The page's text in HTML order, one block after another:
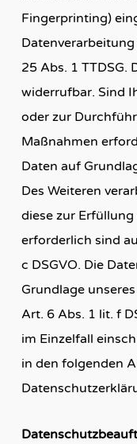
Fingerprinting)
25 Abs. 1 TTDSG.
widerrufbar. Sind
oder zur
Maßnahmen
Daten auf
Des Weiteren
diese zur
erforderlich sind
c DSGVO. Die
Grundlage
Art. 6 Abs. 1 lit. f
im Einzelfall
in den folgenden